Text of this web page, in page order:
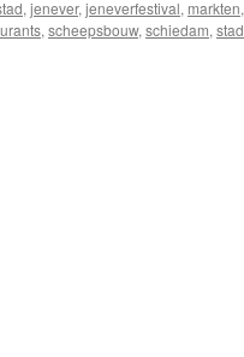
, jenever, jeneverfestival, markten,
, scheepsbouw, schiedam, stad